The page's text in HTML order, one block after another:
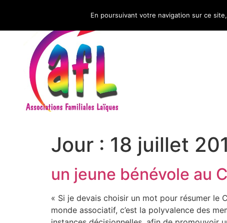
CNAFAL
Jour : 18 juillet
un jeune bénévole au
« Si je devais choisir un mot pour résumer le
monde associatif, c’est la polyvalence des
En poursuivant votre navigation sur ce